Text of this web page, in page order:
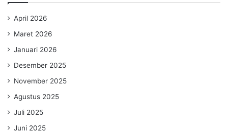
April 2026
Maret 2026
Januari 2026
Desember 2025
November 2025
Agustus 2025
Juli 2025
Juni 2025